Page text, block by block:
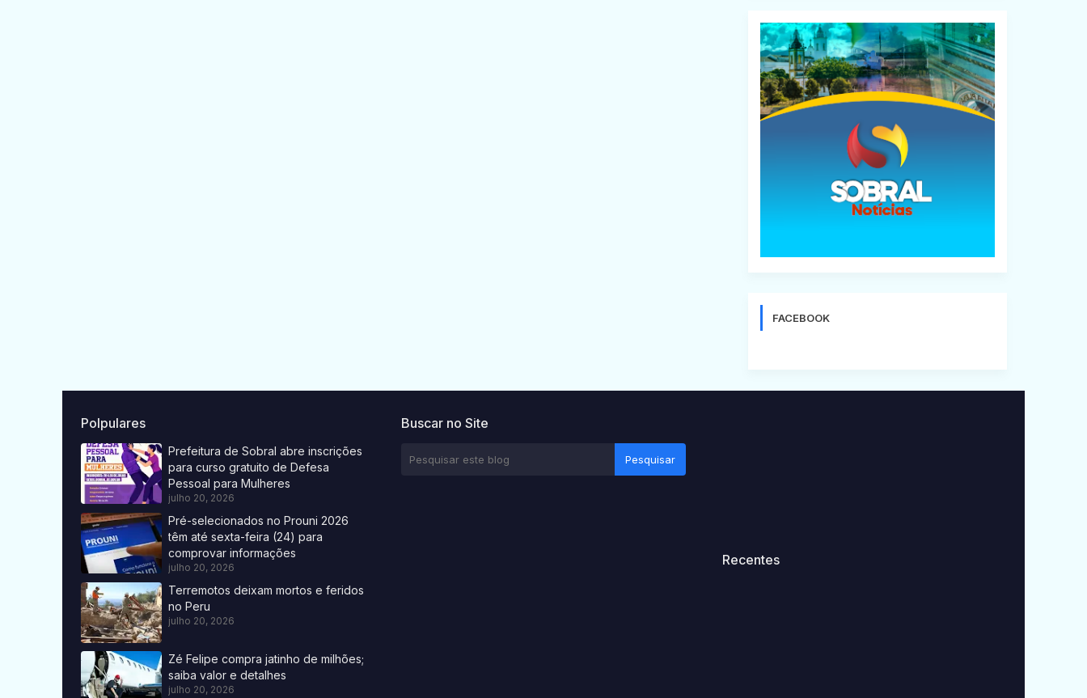
FACEBOOK
Polpulares
Prefeitura de Sobral abre inscrições
para curso gratuito de Defesa
Pessoal para Mulheres
julho 20, 2026
Pré-selecionados no Prouni 2026
têm até sexta-feira (24) para
comprovar informações
julho 20, 2026
Terremotos deixam mortos e feridos
no Peru
julho 20, 2026
Zé Felipe compra jatinho de milhões;
saiba valor e detalhes
julho 20, 2026
Buscar no Site
Recentes